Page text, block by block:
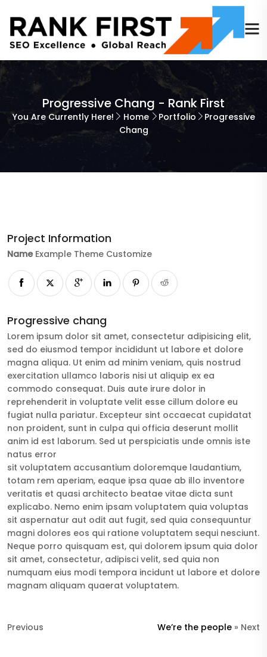
Progressive Chang - Rank First
You Are Currently Here! Home Portfolio
Progressive
Chang
Project Information
Name Example Theme Customize
Progressive chang
Lorem ipsum dolor sit amet, consectetur adipisicing elit,
sed do eiusmod tempor incididunt ut labore et dolore
magna aliqua. Ut enim ad minim veniam, quis nostrud
exercitation ullamco laboris nisi ut aliquip ex ea
commodo consequat. Duis aute irure dolor in
reprehenderit in voluptate velit esse cillum dolore eu
fugiat nulla pariatur. Excepteur sint occaecat cupidatat
non proident, sunt in culpa qui officia deserunt mollit
anim id est laborum. Sed ut perspiciatis unde omnis iste
natus error
sit voluptatem accusantium doloremque laudantium,
totam rem aperiam, eaque ipsa quae ab illo inventore
veritatis et quasi architecto beatae vitae dicta sunt
explicabo. Nemo enim ipsam voluptatem quia voluptas
sit aspernatur aut odit aut fugit, sed quia consequuntur
magni dolores eos qui ratione voluptatem sequi nesciunt.
Neque porro quisquam est, qui dolorem ipsum quia dolor
sit amet, consectetur, adipisci velit, sed quia non
numquam eius modi tempora incidunt ut labore et dolore
magnam aliquam quaerat voluptatem.
Previous We’re the people » Next